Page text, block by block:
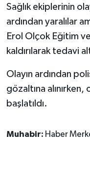
Sağlık ekiplerinin
ardından yaralılar
Erol Olçok Eğitim
kaldırılarak tedavi
Olayın ardından
gözaltına
başlatıldı.
Muhabir: Haber